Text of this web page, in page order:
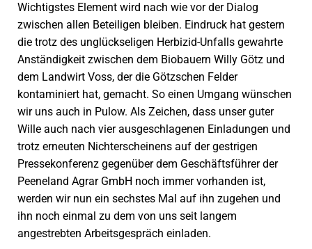
Wichtigstes Element wird nach wie vor der Dialog
zwischen allen Beteiligen bleiben. Eindruck hat gestern
die trotz des unglückseligen Herbizid-Unfalls gewahrte
Anständigkeit zwischen dem Biobauern Willy Götz und
dem Landwirt Voss, der die Götzschen Felder
kontaminiert hat, gemacht. So einen Umgang wünschen
wir uns auch in Pulow. Als Zeichen, dass unser guter
Wille auch nach vier ausgeschlagenen Einladungen und
trotz erneuten Nichterscheinens auf der gestrigen
Pressekonferenz gegenüber dem Geschäftsführer der
Peeneland Agrar GmbH noch immer vorhanden ist,
werden wir nun ein sechstes Mal auf ihn zugehen und
ihn noch einmal zu dem von uns seit langem
angestrebten Arbeitsgespräch einladen.